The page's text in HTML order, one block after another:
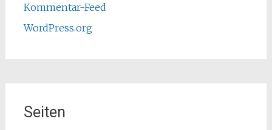
Kommentar-Feed
WordPress.org
Seiten